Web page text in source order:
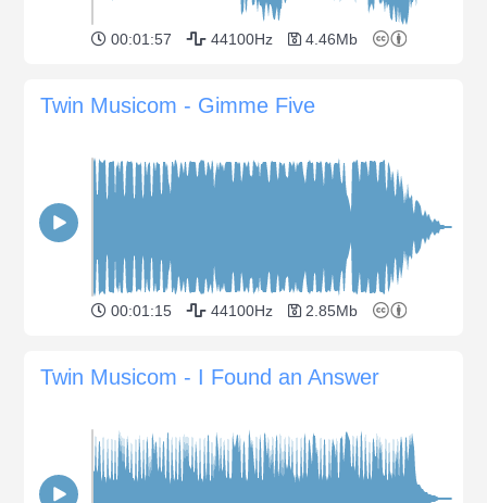
00:01:57 44100Hz 4.46Mb
Twin Musicom - Gimme Five
00:01:15 44100Hz 2.85Mb
Twin Musicom - I Found an Answer